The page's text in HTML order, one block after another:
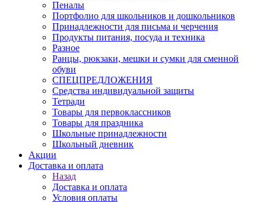
Пеналы
Портфолио для школьников и дошкольников
Принадлежности для письма и черчения
Продукты питания, посуда и техника
Разное
Ранцы, рюкзаки, мешки и сумки для сменной
обуви
СПЕЦПРЕДЛОЖЕНИЯ
Средства индивидуальной защиты
Тетради
Товары для первоклассников
Товары для праздника
Школьные принадлежности
Школьный дневник
Акции
Доставка и оплата
Назад
Доставка и оплата
Условия оплаты